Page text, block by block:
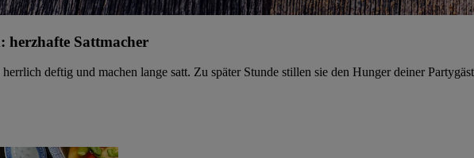
herzhafte Sattmacher
deftig und machen lange satt. Zu später Stunde stillen sie den Hunger deiner